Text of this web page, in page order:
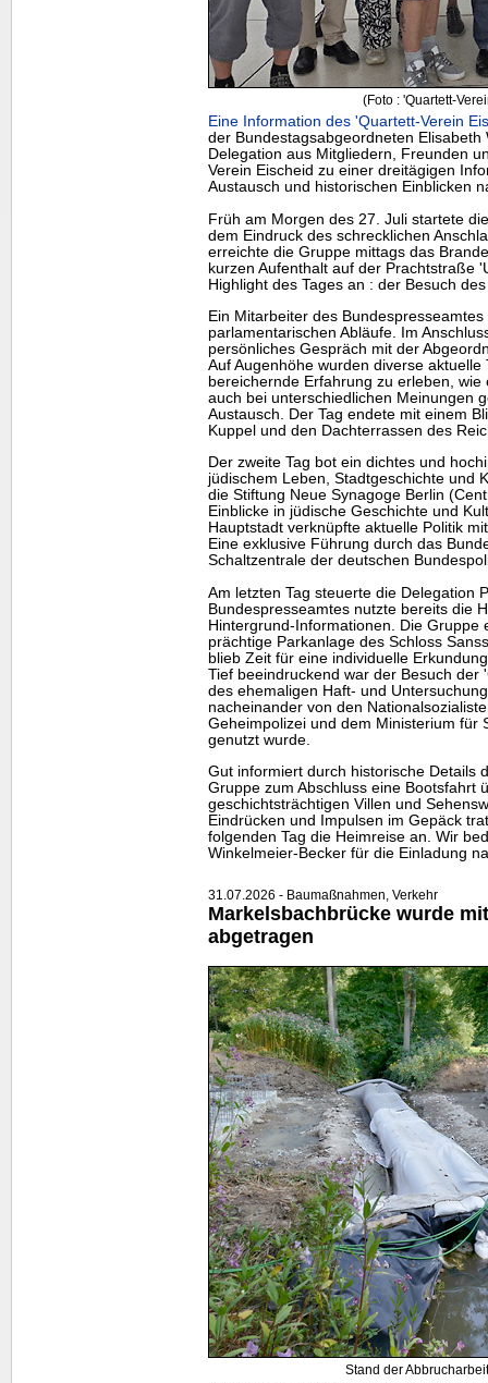
(Foto : 'Quartett-
Eine Information des 'Quartett-Verein
der Bundestagsabgeordneten
Delegation aus Mitgliedern, Freunden
Verein Eischeid zu einer dreitägigen
Austausch und historischen Einblicken
Früh am Morgen des 27. Juli startete
dem Eindruck des schrecklichen
erreichte die Gruppe mittags das
kurzen Aufenthalt auf der Prachtstraße
Highlight des Tages an : der Besuch
Ein Mitarbeiter des
parlamentarischen Abläufe. Im
persönliches Gespräch mit der
Auf Augenhöhe wurden diverse
bereichernde Erfahrung zu erleben, wie
auch bei unterschiedlichen Meinungen
Austausch. Der Tag endete mit einem
Kuppel und den Dachterrassen des
Der zweite Tag bot ein dichtes und
jüdischem Leben, Stadtgeschichte und
die Stiftung Neue Synagoge Berlin
Einblicke in jüdische Geschichte und
Hauptstadt verknüpfte aktuelle Politik
Eine exklusive Führung durch das
Schaltzentrale der deutschen
Am letzten Tag steuerte die Delegation
Bundespresseamtes nutzte bereits die
Hintergrund-Informationen. Die Gruppe
prächtige Parkanlage des Schloss
blieb Zeit für eine individuelle
Tief beeindruckend war der Besuch der
des ehemaligen Haft- und
nacheinander von den
Geheimpolizei und dem Ministerium für
genutzt wurde.
Gut informiert durch historische Details
Gruppe zum Abschluss eine Bootsfahrt
geschichtsträchtigen Villen und
Eindrücken und Impulsen im Gepäck
folgenden Tag die Heimreise an. Wir
Winkelmeier-Becker für die Einladung
31.07.2026 - Baumaßnahmen, Verkehr
Markelsbachbrücke wurde
abgetragen
Stand der